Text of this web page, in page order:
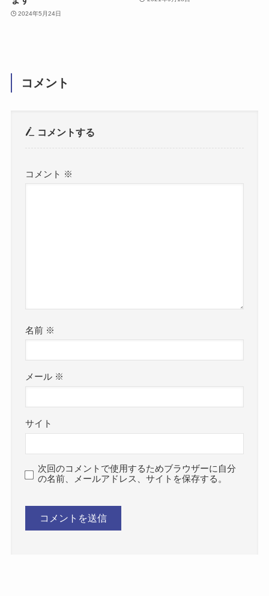
2024年5月24日
コメント
コメントする
コメント ※
名前 ※
メール ※
サイト
次回のコメントで使用するためブラウザーに自分
の名前、メールアドレス、サイトを保存する。